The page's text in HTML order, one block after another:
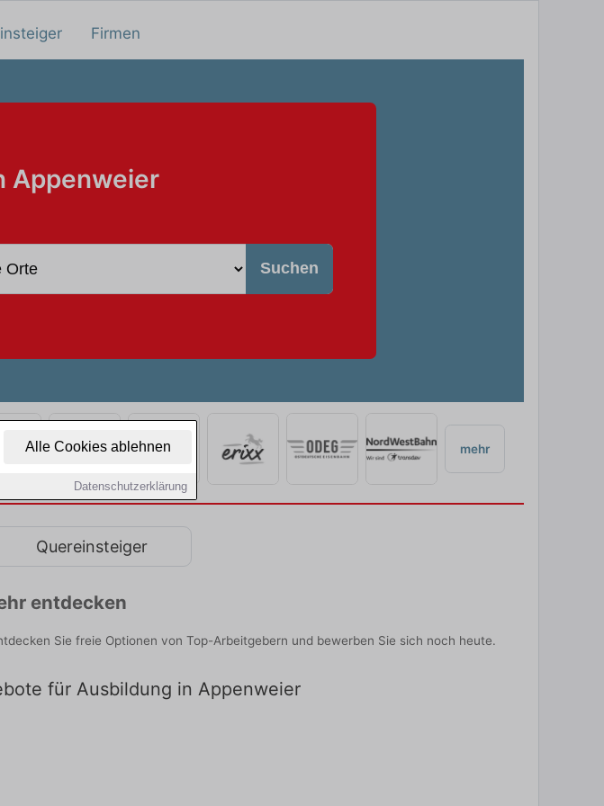
Alle Cookies ablehnen
Datenschutzerklärung
Firmen
Appenweier
Suchen
mehr
Quereinsteiger
entdecken
Sie freie Optionen von Top-Arbeitgebern und bewerben Sie sich noch heute.
für Ausbildung in Appenweier